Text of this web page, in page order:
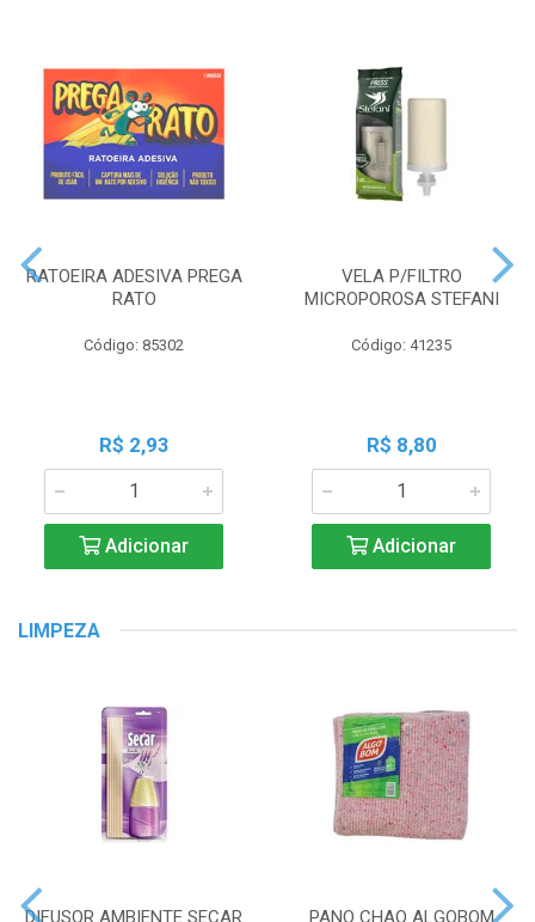
RATOEIRA ADESIVA PREGA
RATO
Código: 85302
R$ 2,93
Adicionar
VELA P/FILTRO
MICROPOROSA STEFANI
Código: 41235
R$ 8,80
Adicionar
LIMPEZA
DIFUSOR AMBIENTE SECAR PANO CHAO ALGOBOM